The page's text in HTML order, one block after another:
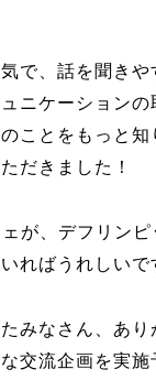
気で、話を聞き
ュニケーション
ことをもっと知
だきました！
が、デフリン
ればうれしいで
みなさん、あり
交流企画を実施